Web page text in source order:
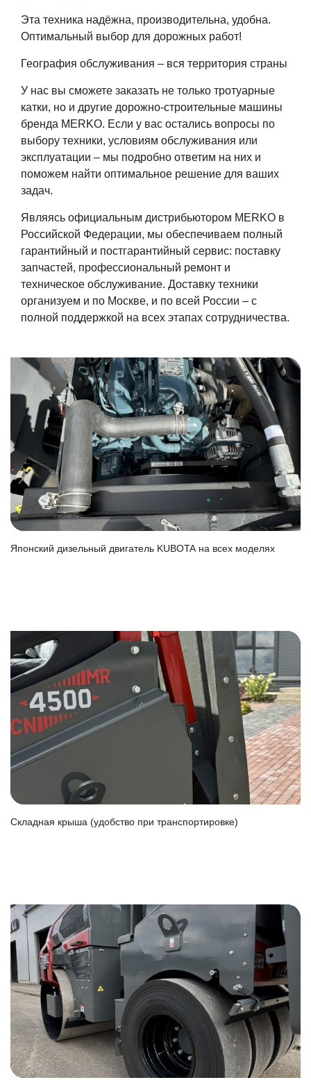
Эта техника надёжна, производительна, удобна.
Оптимальный выбор для дорожных работ!
География обслуживания – вся территория страны
У нас вы сможете заказать не только тротуарные
катки, но и другие дорожно-строительные машины
бренда MERKO. Если у вас остались вопросы по
выбору техники, условиям обслуживания или
эксплуатации – мы подробно ответим на них и
поможем найти оптимальное решение для ваших
задач.
Являясь официальным дистрибьютором MERKO в
Российской Федерации, мы обеспечиваем полный
гарантийный и постгарантийный сервис: поставку
запчастей, профессиональный ремонт и
техническое обслуживание. Доставку техники
организуем и по Москве, и по всей России – с
полной поддержкой на всех этапах сотрудничества.
Японский дизельный двигатель KUBOTA на всех моделях
Складная крыша (удобство при транспортировке)